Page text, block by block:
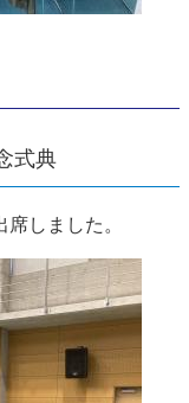
式典
しました。